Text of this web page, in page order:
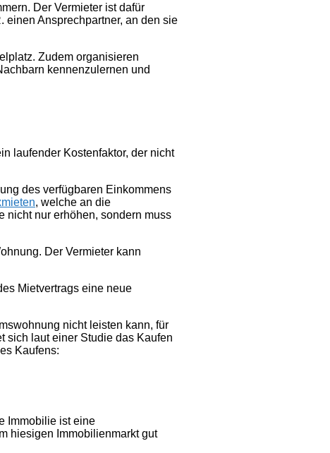
Der Vermieter ist dafür
einen Ansprechpartner, an den sie
Zudem organisieren
kennenzulernen und
laufender Kostenfaktor, der nicht
des verfügbaren Einkommens
, welche an die
nicht nur erhöhen, sondern muss
Der Vermieter kann
Mietvertrags eine neue
nicht leisten kann, für
sich laut einer Studie das Kaufen
Kaufens:
Immobilie ist eine
hiesigen Immobilienmarkt gut